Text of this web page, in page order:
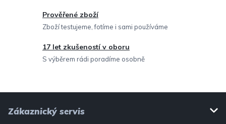
Prověřené zboží
Zboží testujeme, fotíme i sami používáme
17 let zkušeností v oboru
S výběrem rádi poradíme osobně
Zákaznický servis